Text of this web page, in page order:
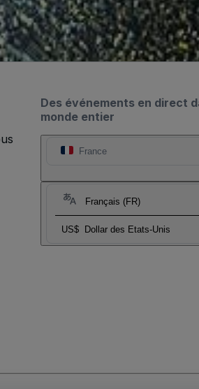
Des événements en direct
monde entier
France
Français (FR)
US$ Dollar des Etats-Unis